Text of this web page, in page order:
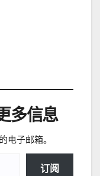
多信息
电子邮箱。
订阅